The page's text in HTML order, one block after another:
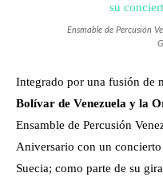
Ensmable de Percusión
Integrado por una fusión de
Bolívar de Venezuela y la
Ensamble de Percusión
Aniversario con un
Suecia; como parte de su